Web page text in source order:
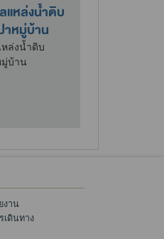
กิจกรรมบริจาคอลูมิเนียม
ใต้โครงการบริจาคอะลูมิเนี
เพื่อจัดทำขาเทียม..
งาน
เดินทาง